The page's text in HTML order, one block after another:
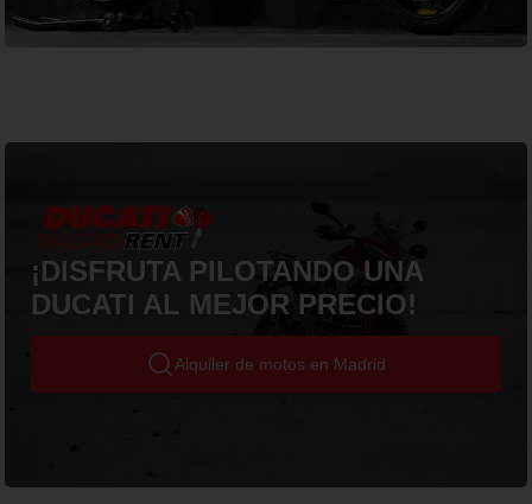
¡DISFRUTA PILOTANDO UNA
DUCATI AL MEJOR PRECIO!
Alquiler de motos en Madrid